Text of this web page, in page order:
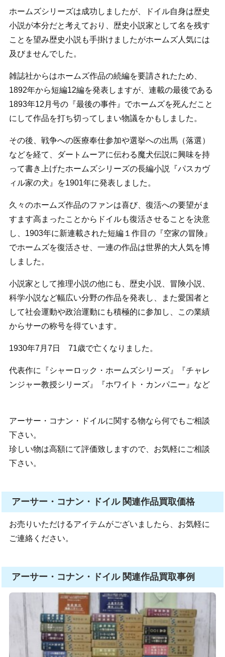
ホームズシリーズは成功しましたが、ドイル自身は歴史
小説が本分だと考えており、歴史小説家として名を残す
ことを望み歴史小説も手掛けましたがホームズ人気には
及びませんでした。
雑誌社からはホームズ作品の続編を要請されたため、
1892年から短編12編を発表しますが、連載の最後である
1893年12月号の『最後の事件』でホームズを死んだこと
にして作品を打ち切ってしまい物議をかもしました。
その後、戦争への医療奉仕参加や選挙への出馬（落選）
などを経て、ダートムーアに伝わる魔犬伝説に興味を持
って書き上げたホームズシリーズの長編小説『パスカヴ
ィル家の犬』を1901年に発表しました。
久々のホームズ作品のファンは喜び、復活への要望がま
すます高まったことからドイルも復活させることを決意
し、1903年に新連載された短編１作目の『空家の冒険』
でホームズを復活させ、一連の作品は世界的大人気を博
しました。
小説家として推理小説の他にも、歴史小説、冒険小説、
科学小説など幅広い分野の作品を発表し、また愛国者と
して社会運動や政治運動にも積極的に参加し、この業績
からサーの称号を得ています。
1930年7月7日 71歳で亡くなりました。
代表作に『シャーロック・ホームズシリーズ』『チャレ
ンジャー教授シリーズ』『ホワイト・カンパニー』など
アーサー・コナン・ドイルに関する物なら何でもご相談
下さい。
珍しい物は高額にて評価致しますので、お気軽にご相談
下さい。
アーサー・コナン・ドイル 関連作品買取価格
お売りいただけるアイテムがございましたら、お気軽に
ご連絡ください。
アーサー・コナン・ドイル 関連作品買取事例